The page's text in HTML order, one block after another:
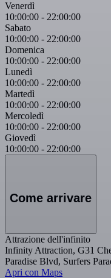
Venerdì
10:00:00 - 22:00:00
Sabato
10:00:00 - 22:00:00
Domenica
10:00:00 - 22:00:00
Lunedì
10:00:00 - 22:00:00
Martedì
10:00:00 - 22:00:00
Mercoledì
10:00:00 - 22:00:00
Giovedì
10:00:00 - 22:00:00
Come arrivare
Attrazione dell'infinito
Infinity Attraction, G31
Paradise Blvd, Surfers
Apri con Maps